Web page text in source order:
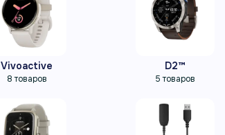
Vivoactive
8 товаров
D2™
5 товаров